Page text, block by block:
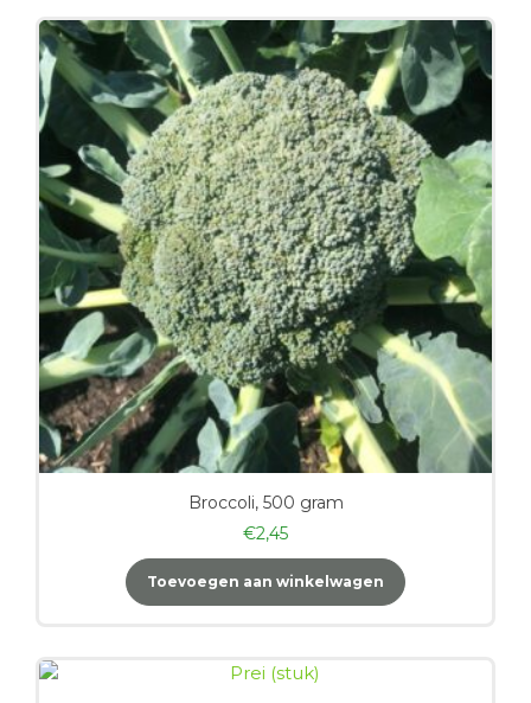
Broccoli, 500 gram
€2,45
Toevoegen aan winkelwagen